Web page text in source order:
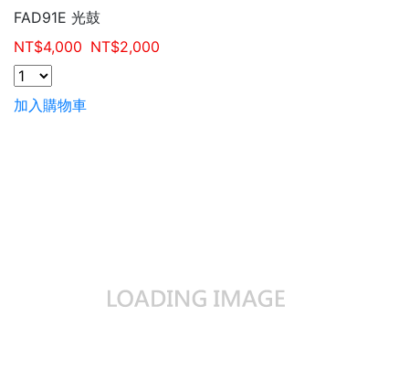
FAD91E 光鼓
NT$4,000 NT$2,000
加入購物車